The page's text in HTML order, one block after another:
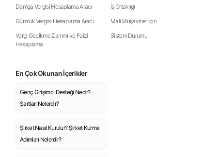
Damga Vergisi Hesaplama Aracı
Gümrük Vergisi Hesaplama Aracı
Vergi Gecikme Zammı ve Faizi
Hesaplama
İş Ortaklığı
Mali Müşavirler İçin
Sistem Durumu
En Çok Okunan İçerikler
Genç Girişimci Desteği Nedir?
Şartları Nelerdir?
Şirket Nasıl Kurulur? Şirket Kurma
Adımları Nelerdir?